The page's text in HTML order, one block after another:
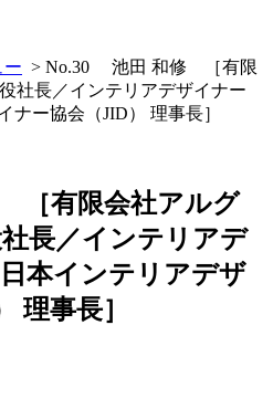
ー > No.30 池田 和修 ［有限
社長／インテリアデザイナー
ナー協会（JID） 理事長］
有限会社アルグ
長／インテリアデ
本インテリアデザ
理事長］